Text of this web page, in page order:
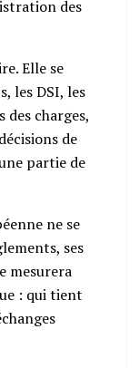
des
Elle se
les DSI, les
des charges,
de
partie de
ne se
ses
mesurera
: qui tient